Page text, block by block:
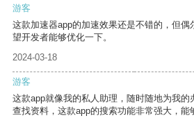
游客
这款加速器app的加速效果还是不错的，但
望开发者能够优化一下。
2024-03-18
游客
这款app就像我的私人助理，随时随地为我
查找资料，这款app的搜索功能非常强大，能